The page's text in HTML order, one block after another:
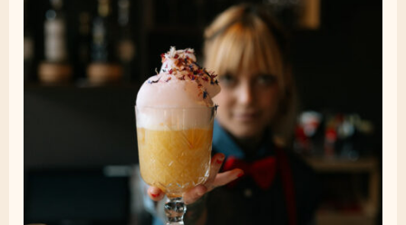
Réserver
Réserver